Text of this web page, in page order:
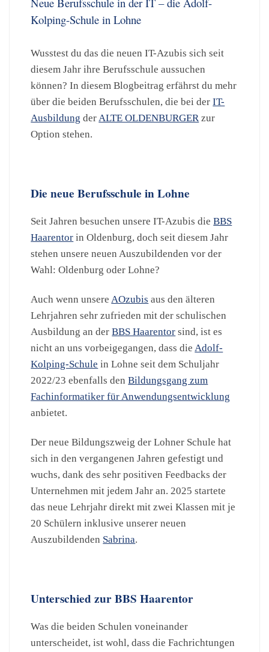
Kolping-Schule in Lohne
Wusstest du das die neuen IT-Azubis sich seit
diesem Jahr ihre Berufsschule aussuchen
können? In diesem Blogbeitrag erfährst du mehr
über die beiden Berufsschulen, die bei derIT-
Ausbildung der ALTE OLDENBURGER zur
Option stehen.
Die neue Berufsschule in Lohne
Seit Jahren besuchen unsere IT-Azubis dieBBS
Haarentor in Oldenburg, doch seit diesem Jahr
stehen unsere neuen Auszubildenden vor der
Wahl: Oldenburg oder Lohne?
Auch wenn unsereAOzubis aus den älteren
Lehrjahren sehr zufrieden mit der schulischen
Ausbildung an derBBS Haarentor sind, ist es
nicht an uns vorbeigegangen, dass dieAdolf-
Kolping-Schule in Lohne seit dem Schuljahr
2022/23 ebenfalls denBildungsgang zum
Fachinformatiker für Anwendungsentwicklung
anbietet.
Der neue Bildungszweig der Lohner Schule hat
sich in den vergangenen Jahren gefestigt und
wuchs, dank des sehr positiven Feedbacks der
Unternehmen mit jedem Jahr an. 2025 startete
das neue Lehrjahr direkt mit zwei Klassen mit je
20 Schülern inklusive unserer neuen
Auszubildenden Sabrina.
Unterschied zur BBS Haarentor
Was die beiden Schulen voneinander
unterscheidet, ist wohl, dass die Fachrichtungen